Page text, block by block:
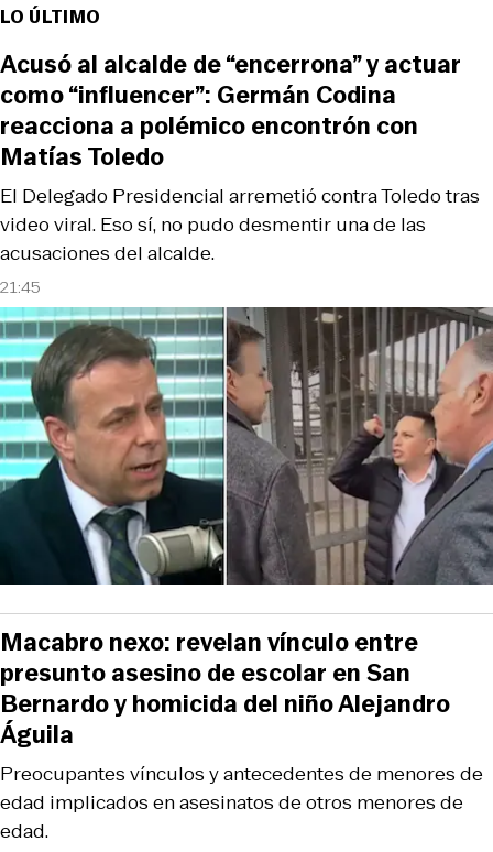
LO ÚLTIMO
21:45
El Delegado Presidencial arremetió contra Toledo tras
video viral. Eso sí, no pudo desmentir una de las
acusaciones del alcalde.
Acusó al alcalde de “encerrona” y actuar
como “influencer”: Germán Codina
reacciona a polémico encontrón con
Matías Toledo
Preocupantes vínculos y antecedentes de menores de
edad implicados en asesinatos de otros menores de
edad.
Macabro nexo: revelan vínculo entre
presunto asesino de escolar en San
Bernardo y homicida del niño Alejandro
Águila